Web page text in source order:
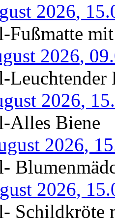
2026,
Fußmatte
2026,
Leuchtender
2026,
Alles Biene
2026,
2026,
Schildkröte